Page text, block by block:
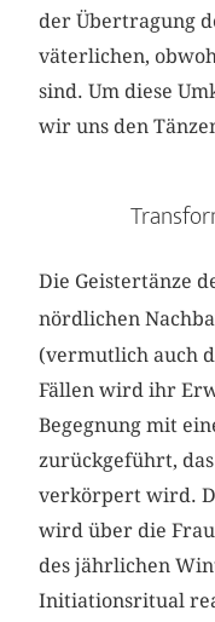
der Übertragung
väterlichen,
sind. Um diese
wir uns den
Die Geistertänze
nördlichen
(vermutlich auch
Fällen wird ihr
Begegnung mit
zurückgeführt,
verkörpert wird.
wird über die
des jährlichen
Initiationsritual